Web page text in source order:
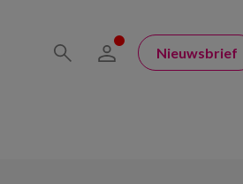
Nieuwsbrief